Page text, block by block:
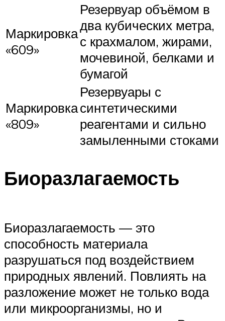
Маркировка
«609»
Резервуар объёмом в
два кубических метра,
с крахмалом, жирами,
мочевиной, белками и
бумагой
Маркировка
«809»
Резервуары с
синтетическими
реагентами и сильно
замыленными стоками
Биоразлагаемость
Биоразлагаемость — это
способность материала
разрушаться под воздействием
природных явлений. Повлиять на
разложение может не только вода
или микроорганизмы, но и